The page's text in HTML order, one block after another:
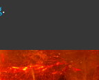
.